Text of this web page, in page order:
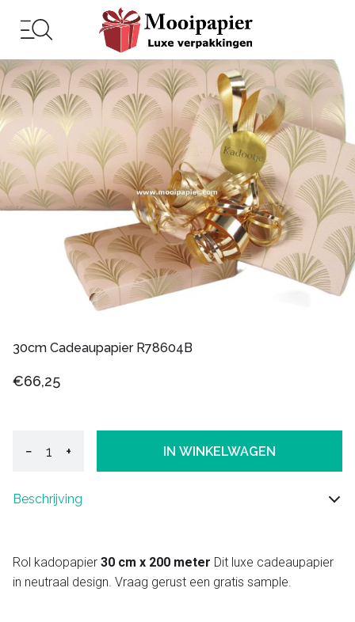
30cm Cadeaupapier R78604B
€66,25
− + IN WINKELWAGEN
Beschrijving
Rol kadopapier 30 cm x 200 meter Dit luxe cadeaupapier
in neutraal design. Vraag gerust een gratis sample.